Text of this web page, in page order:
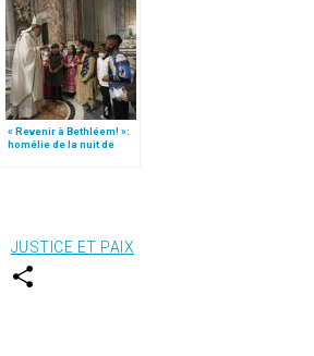
« Revenir à Bethléem! »:
homélie de la nuit de
Noël (texte complet)
JUSTICE ET PAIX
w